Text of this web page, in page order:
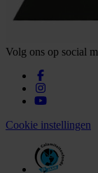
Volg ons op social
Cookie instellingen